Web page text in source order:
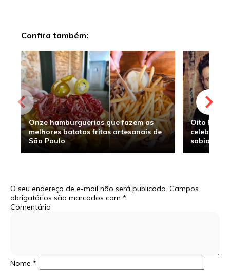
Confira também:
Onze hamburguerias que fazem as
melhores batatas fritas artesanais de
São Paulo
Oito
sabia
O seu endereço de e-mail não será publicado. Campos
obrigatórios são marcados com *
Comentário
Nome *